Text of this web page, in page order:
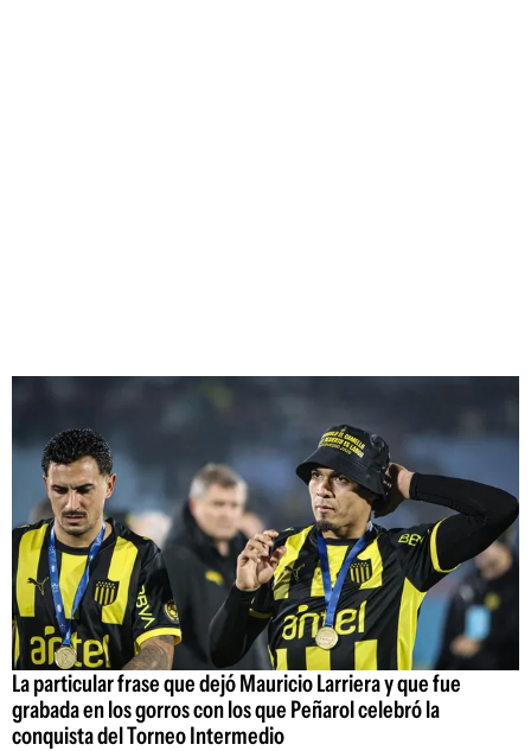
La particular frase que dejó Mauricio Larriera y que fue
grabada en los gorros con los que Peñarol celebró la
conquista del Torneo Intermedio